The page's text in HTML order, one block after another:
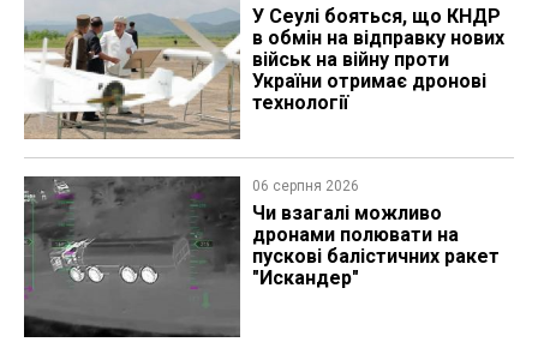
У Сеулі бояться, що КНДР
в обмін на відправку нових
військ на війну проти
України отримає дронові
технології
06 серпня 2026
Чи взагалі можливо
дронами полювати на
пускові балістичних ракет
"Искандер"